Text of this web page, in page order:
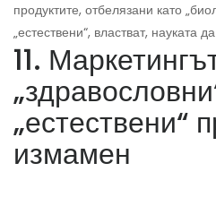
продуктите, отбелязани като
„естествени“, властват, науката
11.
„естествени“
измамен